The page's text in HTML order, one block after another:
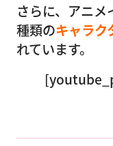
さらに、アニ
種類のキャラク
れています。